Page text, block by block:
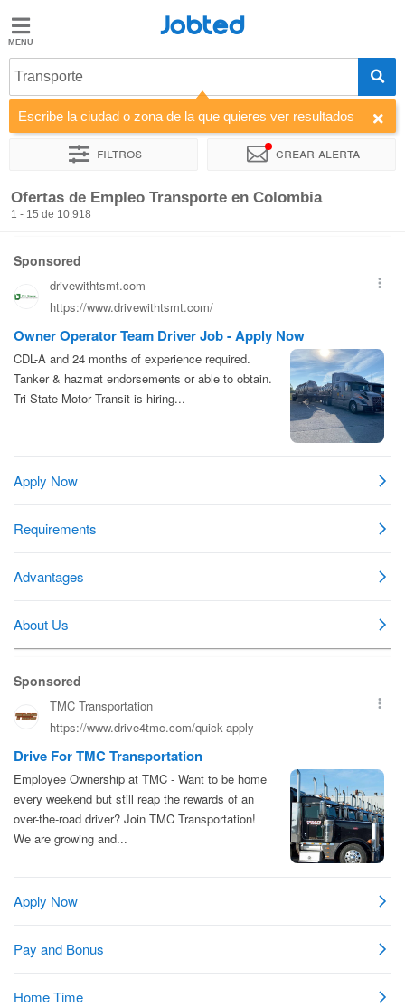
Jobted
Ofertas
de
empleo
Salarios
Jobted
Transporte
Escribe la ciudad o zona de la que quieres ver resultados
Filtros Crear alerta
Ordenar por Empresa Agencia de empleo
Ofertas de Empleo Transporte en Colombia
1 - 15 de 10.918